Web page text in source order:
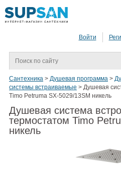
Войти
Сантехника > Душевая программа >
системы встраиваемые > Душевая
Timo Petruma SX-5029/13SM никель
Душевая система
термостатом Timo
никель